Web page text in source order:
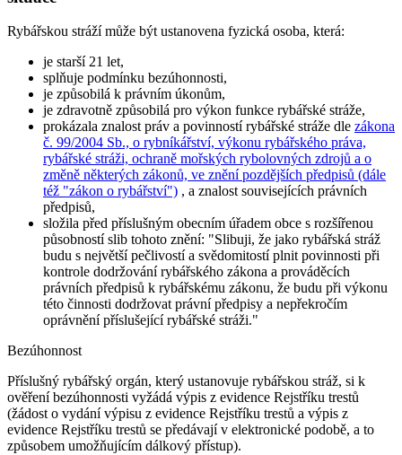
Rybářskou stráží může být ustanovena fyzická osoba, která:
je starší 21 let,
splňuje podmínku bezúhonnosti,
je způsobilá k právním úkonům,
je zdravotně způsobilá pro výkon funkce rybářské stráže,
prokázala znalost práv a povinností rybářské stráže dle zákona
č. 99/2004 Sb., o rybníkářství, výkonu rybářského práva,
rybářské stráži, ochraně mořských rybolovných zdrojů a o
změně některých zákonů, ve znění pozdějších předpisů (dále
též "zákon o rybářství") , a znalost souvisejících právních
předpisů,
složila před příslušným obecním úřadem obce s rozšířenou
působností slib tohoto znění: "Slibuji, že jako rybářská stráž
budu s největší pečlivostí a svědomitostí plnit povinnosti při
kontrole dodržování rybářského zákona a prováděcích
právních předpisů k rybářskému zákonu, že budu při výkonu
této činnosti dodržovat právní předpisy a nepřekročím
oprávnění příslušející rybářské stráži."
Bezúhonnost
Příslušný rybářský orgán, který ustanovuje rybářskou stráž, si k
ověření bezúhonnosti vyžádá výpis z evidence Rejstříku trestů
(žádost o vydání výpisu z evidence Rejstříku trestů a výpis z
evidence Rejstříku trestů se předávají v elektronické podobě, a to
způsobem umožňujícím dálkový přístup).